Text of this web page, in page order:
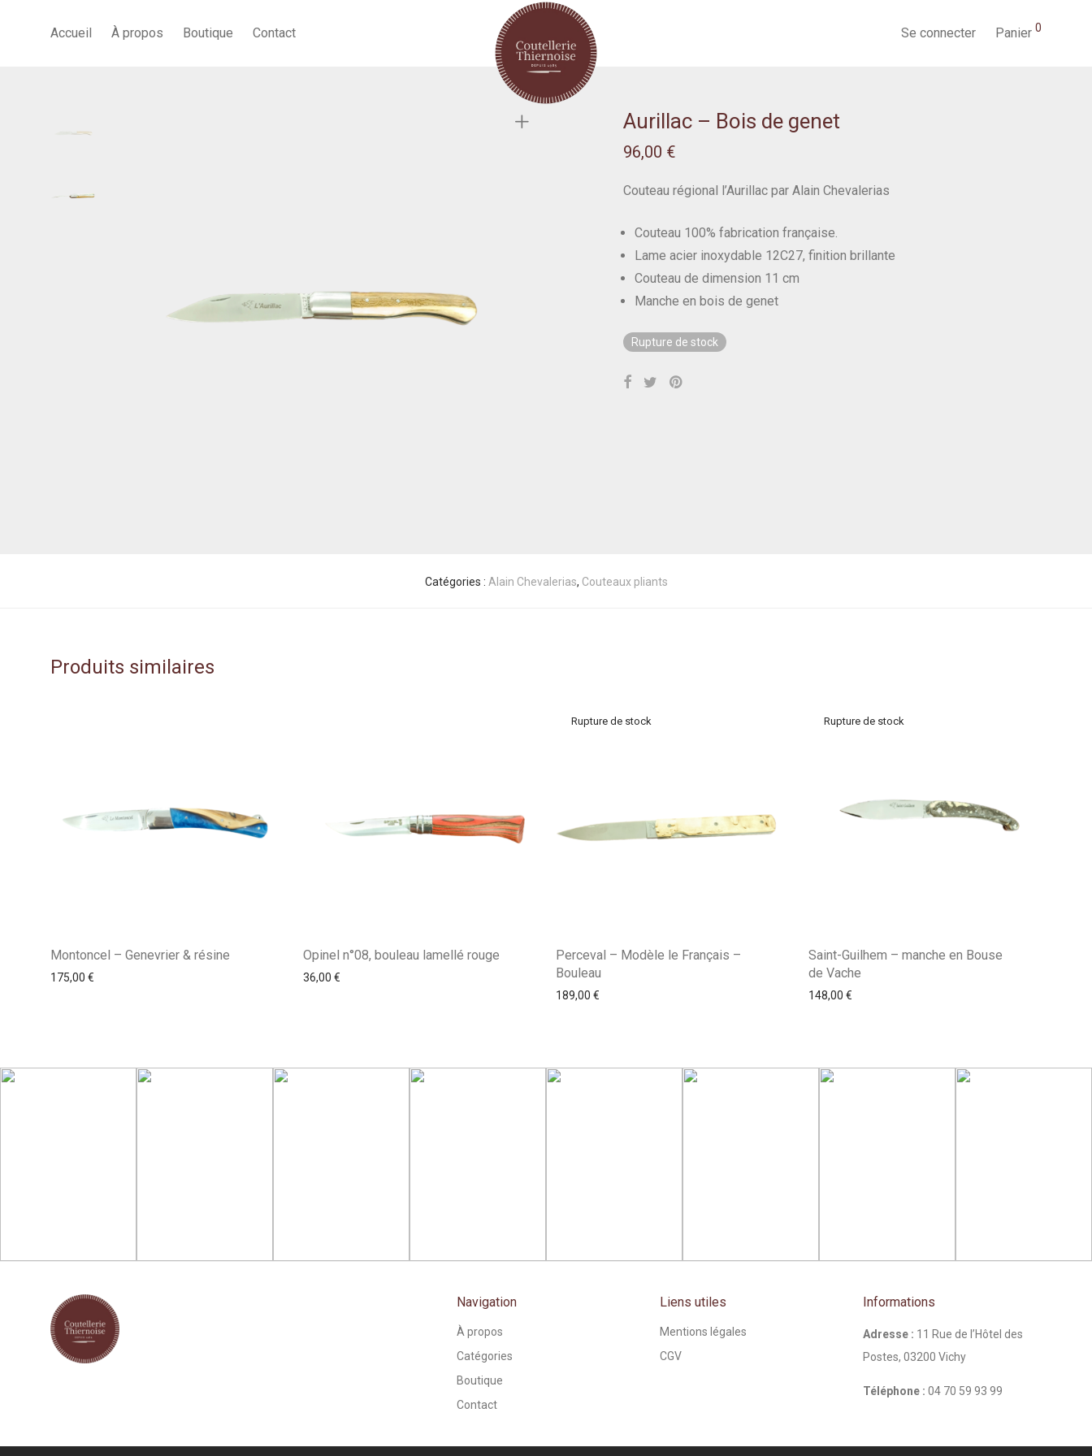
Accueil À propos Boutique Contact Se connecter Panier 0
Aurillac – Bois de genet
96,00 €
Couteau régional l’Aurillac par Alain Chevalerias
Couteau 100% fabrication française.
Lame acier inoxydable 12C27, finition brillante
Couteau de dimension 11 cm
Manche en bois de genet
Rupture de stock
Catégories : Alain Chevalerias, Couteaux pliants
Produits similaires
Montoncel – Genevrier & résine
175,00 €
Opinel n°08, bouleau lamellé rouge
36,00 €
Perceval – Modèle le Français –
Bouleau
189,00 €
Saint-Guilhem – manche en Bouse
de Vache
148,00 €
Navigation
À propos
Catégories
Boutique
Contact
Liens utiles
Mentions légales
CGV
Informations
Adresse : 11 Rue de l’Hôtel des
Postes, 03200 Vichy
Téléphone : 04 70 59 93 99